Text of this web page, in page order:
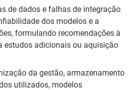
de dados e falhas de integração
dos modelos e a
formulando recomendações à
estudos adicionais ou aquisição
da gestão, armazenamento
utilizados, modelos